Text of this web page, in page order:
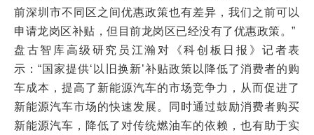
前深圳市不同区之间优惠政策也有差异，我们之前可以
申请龙岗区补贴，但目前龙岗区已经没有了优惠政策。”
盘古智库高级研究员江瀚对《科创板日报》记者表
示：“国家提供‘以旧换新’补贴政策以降低了消费者的购
车成本，提高了新能源汽车的市场竞争力，从而促进了
新能源汽车市场的快速发展。同时通过鼓励消费者购买
新能源汽车，降低了对传统燃油车的依赖，也有助于实